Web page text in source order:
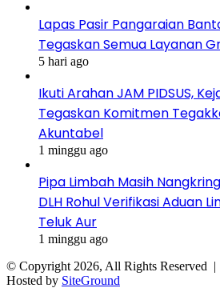
Lapas Pasir Pangaraian
Tegaskan Semua Layanan
5 hari ago
Ikuti Arahan JAM PIDSUS,
Tegaskan Komitmen
Akuntabel
1 minggu ago
Pipa Limbah Masih
DLH Rohul Verifikasi Aduan
Teluk Aur
1 minggu ago
© Copyright 2026, All Rights Reserved |
Hosted by SiteGround